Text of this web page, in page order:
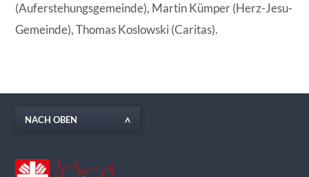
(Auferstehungsgemeinde), Martin Kümper (Herz-Jesu-
Gemeinde), Thomas Koslowski (Caritas).
NACH OBEN